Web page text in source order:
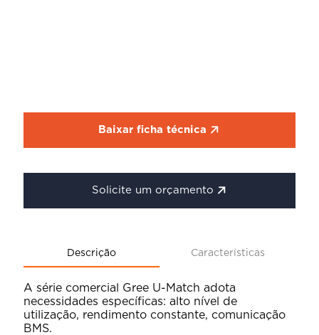
Baixar ficha técnica
Solicite um orçamento
Descrição Características
A série comercial Gree U-Match adota
necessidades específicas: alto nível de
utilização, rendimento constante, comunicação
BMS.